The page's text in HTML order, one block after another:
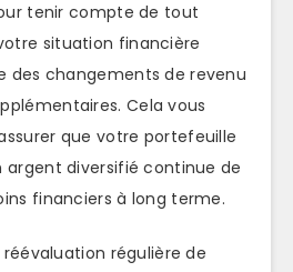
tenir compte de tout
situation financière
des changements de revenu
Cela vous
que votre portefeuille
argent diversifié continue de
financiers à long terme.
régulière de